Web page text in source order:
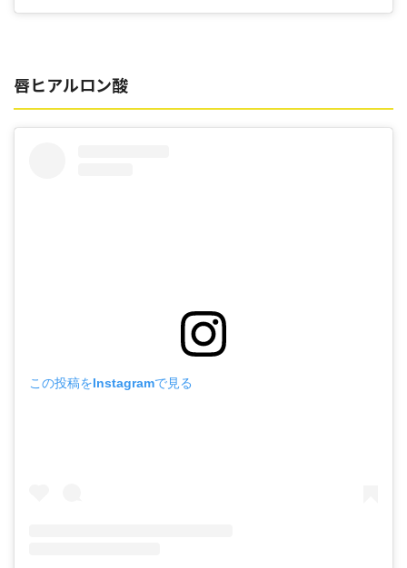
唇ヒアルロン酸
この投稿をInstagramで見る